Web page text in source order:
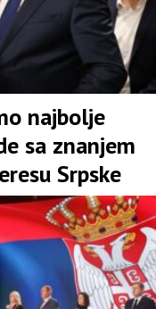
najbolje
sa znanjem
Srpske